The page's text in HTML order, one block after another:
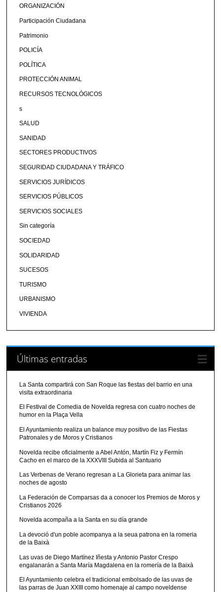
ORGANIZACIÓN
Participación Ciudadana
Patrimonio
POLICÍA
POLÍTICA
PROTECCIÓN ANIMAL
RECURSOS TECNOLÓGICOS
s
SALUD
SANIDAD
SECTORES PRODUCTIVOS
SEGURIDAD CIUDADANA Y TRÁFICO
SERVICIOS JURÍDICOS
SERVICIOS PÚBLICOS
SERVICIOS SOCIALES
Sin categoría
SOCIEDAD
SOLIDARIDAD
SUCESOS
TURISMO
URBANISMO
VIVIENDA
Últimas entradas
La Santa compartirá con San Roque las fiestas del barrio en una
visita extraordinaria
El Festival de Comedia de Novelda regresa con cuatro noches de
humor en la Plaça Vella
El Ayuntamiento realiza un balance muy positivo de las Fiestas
Patronales y de Moros y Cristianos
Novelda recibe oficialmente a Abel Antón, Martín Fiz y Fermín
Cacho en el marco de la XXXVIII Subida al Santuario
Las Verbenas de Verano regresan a La Glorieta para animar las
noches de agosto
La Federación de Comparsas da a conocer los Premios de Moros y
Cristianos 2026
Novelda acompaña a la Santa en su día grande
La devoció d'un poble acompanya a la seua patrona en la romeria
de la Baixà
Las uvas de Diego Martínez Iñesta y Antonio Pastor Crespo
engalanarán a Santa María Magdalena en la romería de la Baixà
El Ayuntamiento celebra el tradicional embolsado de las uvas de
las parras de Juan XXIII como homenaje al campo noveldense